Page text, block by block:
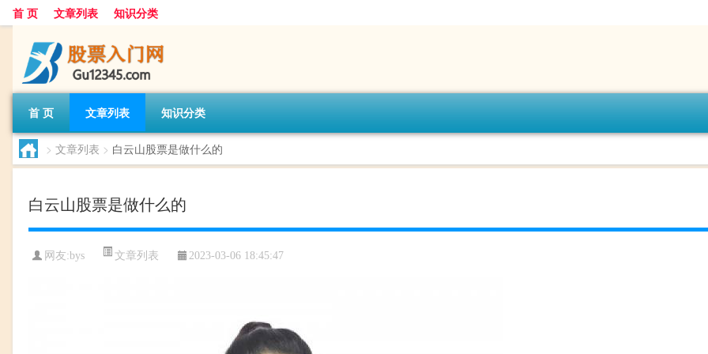
首 页 文章列表 知识分类
首 页 文章列表 知识分类
> 文章列表 > 白云山股票是做什么的
白云山股票是做什么的
网友:bys 文章列表 2023-03-06 18:45:47